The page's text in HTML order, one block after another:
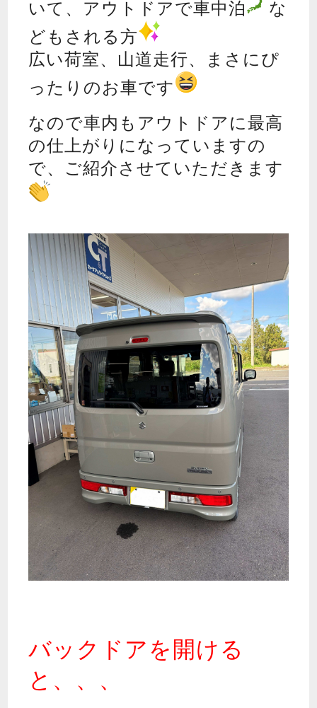
いて、アウトドアで車中泊
な
どもされる方
広い荷室、山道走行、まさにぴ
ったりのお車です
なので車内もアウトドアに最高
の仕上がりになっていますの
で、ご紹介させていただきます
バックドアを開ける
と、、、